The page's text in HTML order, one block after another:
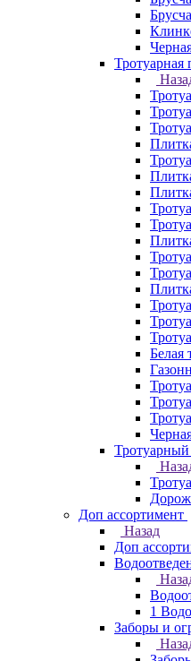
Тротуарная
Белая
Доп ассортимент
Назад
Доп
1
Заборы и